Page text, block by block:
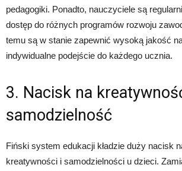
pedagogiki. Ponadto, nauczyciele są
dostęp do różnych programów rozwoju
temu są w stanie zapewnić wysoką jakość
indywidualne podejście do każdego ucznia.
3. Nacisk na
samodzielność
Fiński system edukacji kładzie duży nacisk
kreatywności i samodzielności u dzieci.